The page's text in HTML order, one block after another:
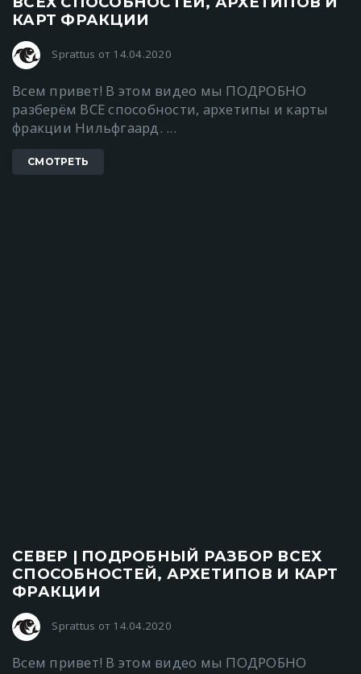
КАРТ ФРАКЦИИ
Sprattus от 14.04.2020
Всем привет! В этом видео мы ПОДРОБНО
разберём ВСЕ способности, архетипы и карты
фракции Нильфгаард. ...
СМОТРЕТЬ
СЕВЕР | ПОДРОБНЫЙ РАЗБОР ВСЕХ
СПОСОБНОСТЕЙ, АРХЕТИПОВ И КАРТ
ФРАКЦИИ
Sprattus от 14.04.2020
Всем привет! В этом видео мы ПОДРОБНО